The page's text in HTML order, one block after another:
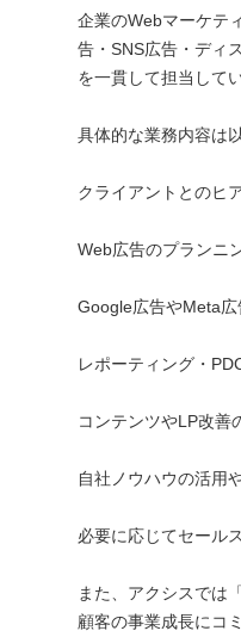
企業のWebマーケテ
告・SNS広告・ディ
を一貫して担当して
具体的な業務内容は
クライアントとのヒ
Web広告のプランニ
Google広告やMeta
レポーティング・
コンテンツやLP改善
自社ノウハウの活用
必要に応じてセール
また、アクシスでは
顧客の事業成長にコ